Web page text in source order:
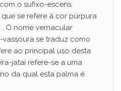
o sufixo-escens
que se refere à cor púrpura
O nome vernacular
se traduz como
ao principal uso desta
jataí refere-se a uma
da qual esta palma é